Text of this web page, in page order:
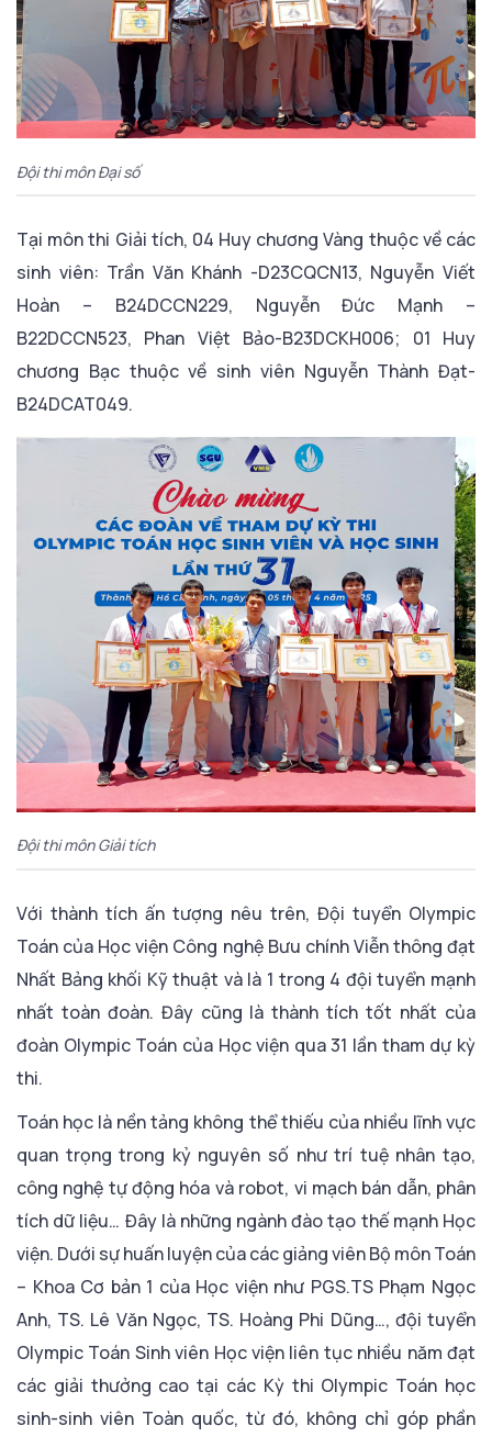
Đội thi môn Đại số
Tại môn thi Giải tích, 04 Huy chương Vàng thuộc về các
sinh viên: Trần Văn Khánh -D23CQCN13, Nguyễn Viết
Hoàn – B24DCCN229, Nguyễn Đức Mạnh –
B22DCCN523, Phan Việt Bảo-B23DCKH006; 01 Huy
chương Bạc thuộc về sinh viên Nguyễn Thành Đạt-
B24DCAT049.
Đội thi môn Giải tích
Với thành tích ấn tượng nêu trên, Đội tuyển Olympic
Toán của Học viện Công nghệ Bưu chính Viễn thông đạt
Nhất Bảng khối Kỹ thuật và là 1 trong 4 đội tuyển mạnh
nhất toàn đoàn. Đây cũng là thành tích tốt nhất của
đoàn Olympic Toán của Học viện qua 31 lần tham dự kỳ
thi.
Toán học là nền tảng không thể thiếu của nhiều lĩnh vực
quan trọng trong kỷ nguyên số như trí tuệ nhân tạo,
công nghệ tự động hóa và robot, vi mạch bán dẫn, phân
tích dữ liệu… Đây là những ngành đào tạo thế mạnh Học
viện. Dưới sự huấn luyện của các giảng viên Bộ môn Toán
– Khoa Cơ bản 1 của Học viện như PGS.TS Phạm Ngọc
Anh, TS. Lê Văn Ngọc, TS. Hoàng Phi Dũng…, đội tuyển
Olympic Toán Sinh viên Học viện liên tục nhiều năm đạt
các giải thưởng cao tại các Kỳ thi Olympic Toán học
sinh-sinh viên Toàn quốc, từ đó, không chỉ góp phần